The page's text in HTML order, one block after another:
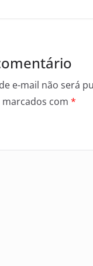
e-mail não será
com *